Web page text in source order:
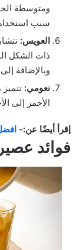
ومتوسطة
سبب
العويس:
ذات الشكل
وبالإضافة
نعومي:
الأحمر إلى
إقرأ أيضًا عن:-
فوائد